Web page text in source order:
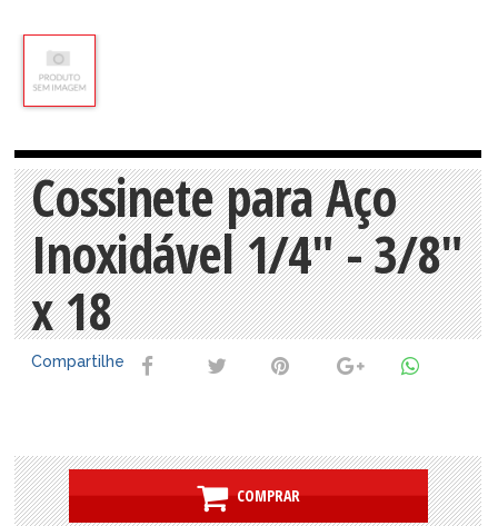
Cossinete para Aço
Inoxidável 1/4" - 3/8"
x 18
Compartilhe
COMPRAR